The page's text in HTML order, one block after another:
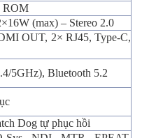
ROM
(max) – Stereo 2.0
OUT, 2× RJ45, Type-C,
5GHz), Bluetooth 5.2
Dog tự phục hồi